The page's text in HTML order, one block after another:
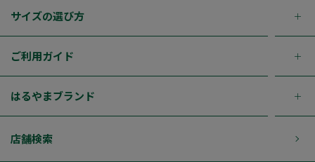
サイズの選び方
ご利用ガイド
はるやまブランド
店舗検索